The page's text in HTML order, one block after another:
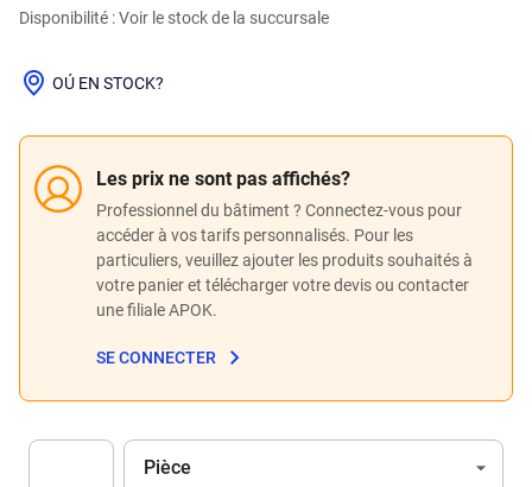
Disponibilité : Voir le stock de la succursale
Les prix ne sont pas affichés?
Professionnel du bâtiment ? Connectez-vous pour
accéder à vos tarifs personnalisés. Pour les
particuliers, veuillez ajouter les produits souhaités à
votre panier et télécharger votre devis ou contacter
une filiale APOK.
SE CONNECTER
OÚ EN STOCK?
Unité
Pièce